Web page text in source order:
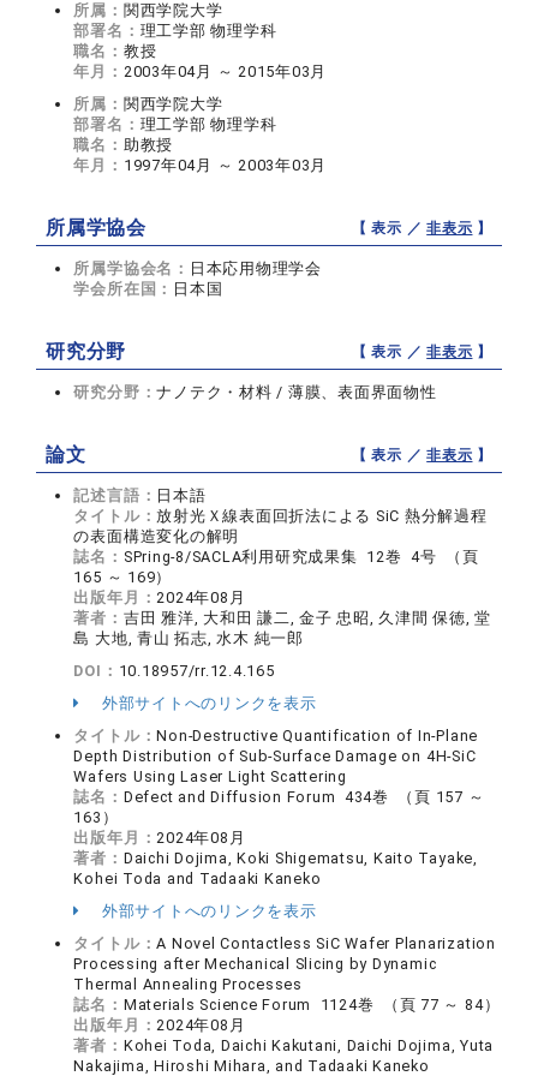
所属： 関西学院大学
部署名： 理工学部 物理学科
職名： 教授
年月： 2003年04月 ～ 2015年03月
所属： 関西学院大学
部署名： 理工学部 物理学科
職名： 助教授
年月： 1997年04月 ～ 2003年03月
所属学協会 【 表示 ／非表示 】
所属学協会名： 日本応用物理学会
学会所在国： 日本国
研究分野 【 表示 ／非表示 】
研究分野：ナノテク・材料 / 薄膜、表面界面物性
論文 【 表示 ／非表示 】
記述言語： 日本語
タイトル：放射光Ｘ線表面回折法による SiC 熱分解過程
の表面構造変化の解明
誌名： SPring-8/SACLA利用研究成果集 12巻 4号 （頁
165 ～ 169）
出版年月：2024年08月
著者： 吉田 雅洋, 大和田 謙二, 金子 忠昭, 久津間 保徳, 堂
島 大地, 青山 拓志, 水木 純一郎
DOI： 10.18957/rr.12.4.165
外部サイトへのリンクを表示
タイトル：Non-Destructive Quantification of In-Plane
Depth Distribution of Sub-Surface Damage on 4H-SiC
Wafers Using Laser Light Scattering
誌名： Defect and Diffusion Forum 434巻 （頁 157 ～
163）
出版年月：2024年08月
著者： Daichi Dojima, Koki Shigematsu, Kaito Tayake,
Kohei Toda and Tadaaki Kaneko
外部サイトへのリンクを表示
タイトル：A Novel Contactless SiC Wafer Planarization
Processing after Mechanical Slicing by Dynamic
Thermal Annealing Processes
誌名： Materials Science Forum 1124巻 （頁 77 ～ 84）
出版年月：2024年08月
著者： Kohei Toda, Daichi Kakutani, Daichi Dojima, Yuta
Nakajima, Hiroshi Mihara, and Tadaaki Kaneko